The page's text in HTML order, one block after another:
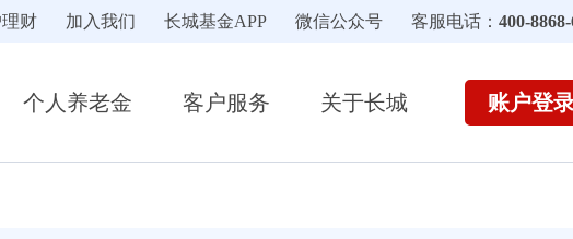
财 加入我们 长城基金APP 微信公众号 客服电话： 400-
个人养老金 客户服务 关于长城 账户登